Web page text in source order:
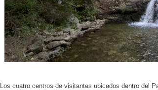
Los cuatro centros de visitantes ubicados dentro del